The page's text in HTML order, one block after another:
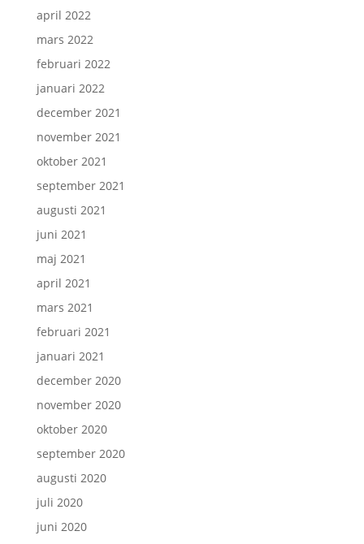
april 2022
mars 2022
februari 2022
januari 2022
december 2021
november 2021
oktober 2021
september 2021
augusti 2021
juni 2021
maj 2021
april 2021
mars 2021
februari 2021
januari 2021
december 2020
november 2020
oktober 2020
september 2020
augusti 2020
juli 2020
juni 2020